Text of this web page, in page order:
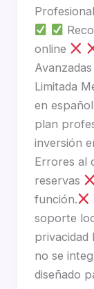
online
Limitada
en español
plan
inversión
Errores al
reservas
función.
soporte
privacidad
no se
diseñado